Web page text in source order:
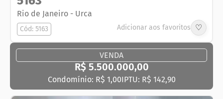
Rio de Janeiro- Urca
Adicionar aos favoritos ♡
Cód: 5163
VENDA
R$ 5.500.000,00
Condomínio: R$ 1,00IPTU: R$ 142,90